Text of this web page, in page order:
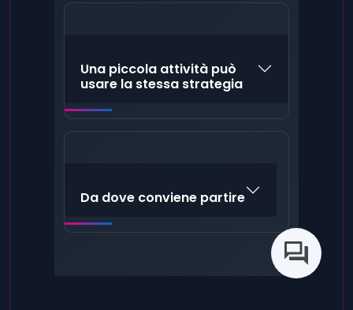
Una piccola attività può
usare la stessa strategia
Da dove conviene partire